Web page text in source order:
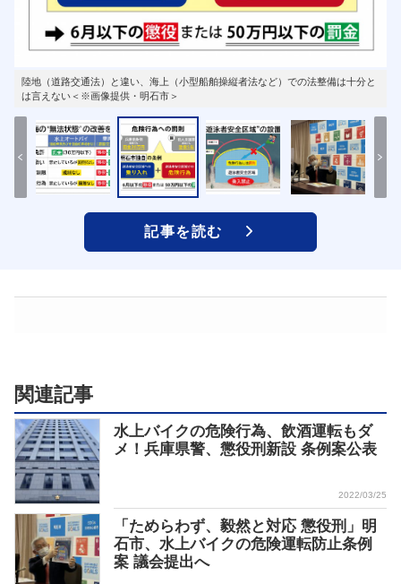
陸地（道路交通法）と違い、海上（小型船舶操縦者法など）での法整備は十分と
は言えない＜※画像提供・明石市＞
記事を読む
関連記事
水上バイクの危険行為、飲酒運転もダ
メ！兵庫県警、懲役刑新設 条例案公表
2022/03/25
「ためらわず、毅然と対応 懲役刑」明
石市、水上バイクの危険運転防止条例
案 議会提出へ